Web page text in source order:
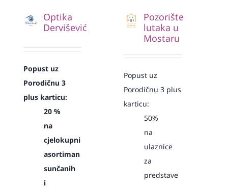
Optika
Dervišević
Popust uz
Porodičnu 3
plus karticu:
20 %
na
cjelokupni
asortiman
sunčanih
i
Pozorište
lutaka u
Mostaru
Popust uz
Porodičnu 3 plus
karticu:
50%
na
ulaznice
za
predstave